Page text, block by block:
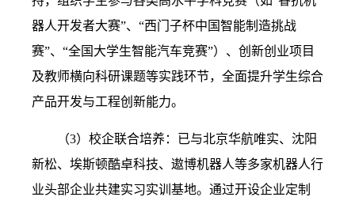
器人开发者大赛”、“西门子杯中国智能制造挑战
赛”、“全国大学生智能汽车竞赛”）、创新创业项目
及教师横向科研课题等实践环节，全面提升学生综合
产品开发与工程创新能力。
（3）校企联合培养：已与北京华航唯实、沈阳
新松、埃斯顿酷卓科技、遨博机器人等多家机器人行
业头部企业共建实习实训基地。通过开设企业定制